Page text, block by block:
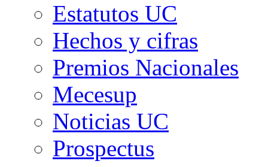
Estatutos UC
Hechos y cifras
Premios Nacionales
Mecesup
Noticias UC
Prospectus